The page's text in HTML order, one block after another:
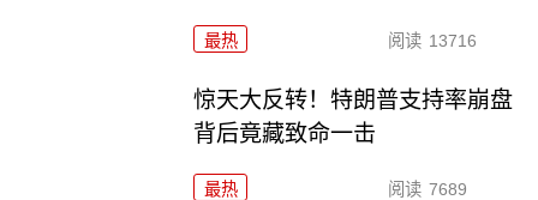
最热 阅读 13716
惊天大反转！特朗普支持率崩盘
背后竟藏致命一击
最热 阅读 7689